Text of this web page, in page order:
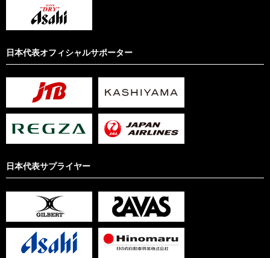
日本代表オフィシャルサポーター
日本代表サプライヤー